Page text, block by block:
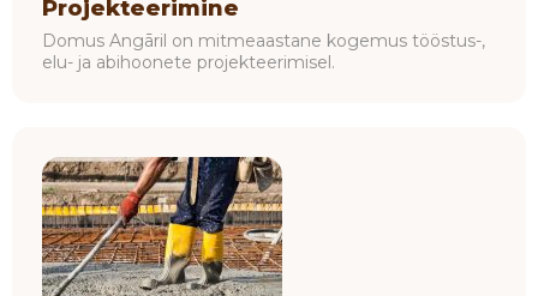
Projekteerimine
Domus Angāril on mitmeaastane kogemus tööstus-,
elu- ja abihoonete projekteerimisel.